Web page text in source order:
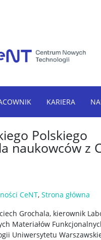
KARIERA
Polskiego
naukowców z
CeNT, Strona główna
Grochala, kierownik
Materiałów
Uniwersytetu